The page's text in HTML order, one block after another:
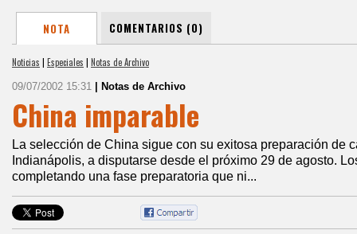
NOTA COMENTARIOS (0)
Noticias | Especiales | Notas de Archivo
09/07/2002 15:31 | Notas de Archivo
China imparable
La selección de China sigue con su exitosa preparación de
Indianápolis, a disputarse desde el próximo 29 de agosto.
completando una fase preparatoria que ni...